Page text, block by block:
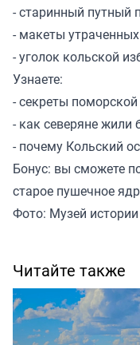
- старинный путный
- макеты
- уголок кольской
Узнаете:
- секреты поморской
- как северяне жили
- почему Кольский
Бонус: вы сможете
старое пушечное
Фото: Музей
Читайте также